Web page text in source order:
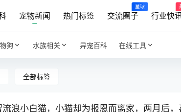
宠物新闻 热门标签 交流圈子
星球
行业快
狗 水族相关 异宠百科 在线工具
全部标签
流浪小白猫，小猫却为报恩而离家，两月后